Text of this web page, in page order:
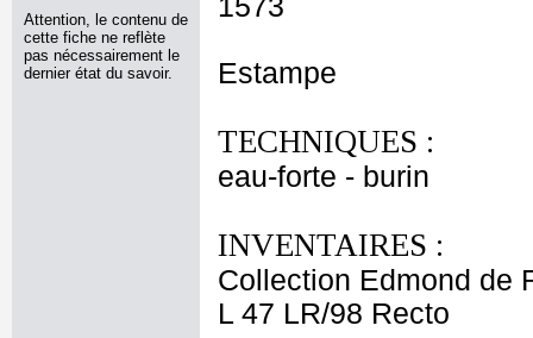
Attention, le contenu de
cette fiche ne reflète
pas nécessairement le
dernier état du savoir.
1573
Estampe
TECHNIQUES :
eau-forte - burin
INVENTAIRES :
Collection Edmond de
L 47 LR/98 Recto